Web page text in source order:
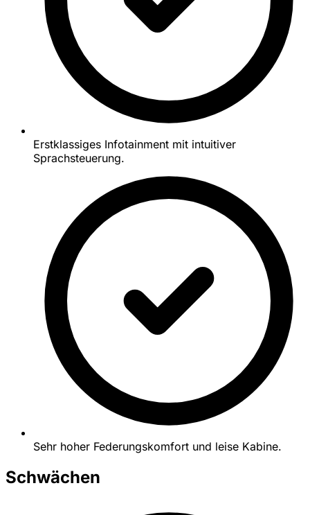
Erstklassiges Infotainment mit intuitiver
Sprachsteuerung.
Sehr hoher Federungskomfort und leise Kabine.
Schwächen